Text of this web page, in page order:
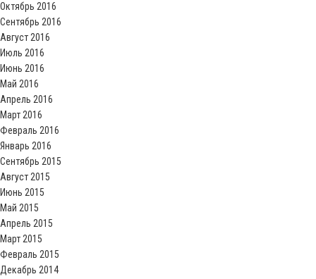
Октябрь 2016
Сентябрь 2016
Август 2016
Июль 2016
Июнь 2016
Май 2016
Апрель 2016
Март 2016
Февраль 2016
Январь 2016
Сентябрь 2015
Август 2015
Июнь 2015
Май 2015
Апрель 2015
Март 2015
Февраль 2015
Декабрь 2014